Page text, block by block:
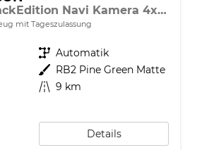
N Line 2WD BlackEdition Navi Kamera 4xSHZ Pano ACC
mit Tageszulassung
Getriebe Automatik
Außenfarbe RB2 Pine Green Matte
Kilometerstand 9 km
Details